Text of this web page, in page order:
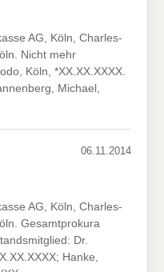
AG, Köln, Charles-
Nicht mehr
Köln, *XX.XX.XXXX.
Michael,
06.11.2014
AG, Köln, Charles-
Gesamtprokura
Dr.
Hanke,